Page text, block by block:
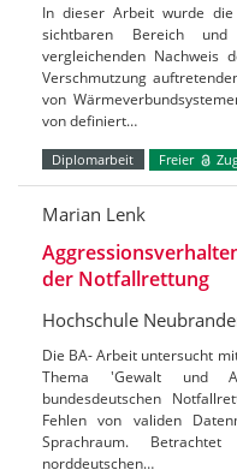
In dieser Arbeit wurde
sichtbaren Bereich
vergleichenden Nachweis
Verschmutzung
von
von definiert…
Diplomarbeit Freier
Marian Lenk
der Notfallrettung
Hochschule
Die BA- Arbeit untersucht
Thema 'Gewalt und
bundesdeutschen
Fehlen von validen
Sprachraum.
norddeutschen…